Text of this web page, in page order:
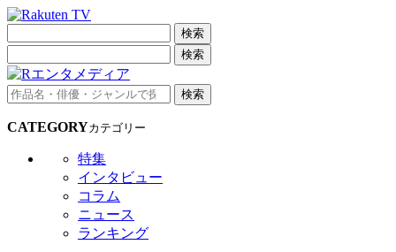
検索
検索
検索
CATEGORYカテゴリー
特集
インタビュー
コラム
ニュース
ランキング